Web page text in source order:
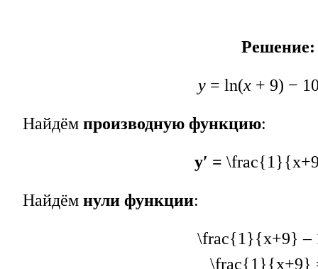
Решение:
у = ln(х + 9) −
Найдём производную функцию:
y′ =
Найдём нули функции:
\frac{1}{x+9} –
\frac{1}{x+9}